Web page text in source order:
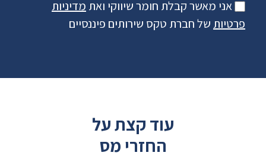
אני מאשר קבלת חומר שיווקי ואת מדיניות
פרטיות של חברת טקס שירותים פיננסיים
עוד קצת על
החזרי מס